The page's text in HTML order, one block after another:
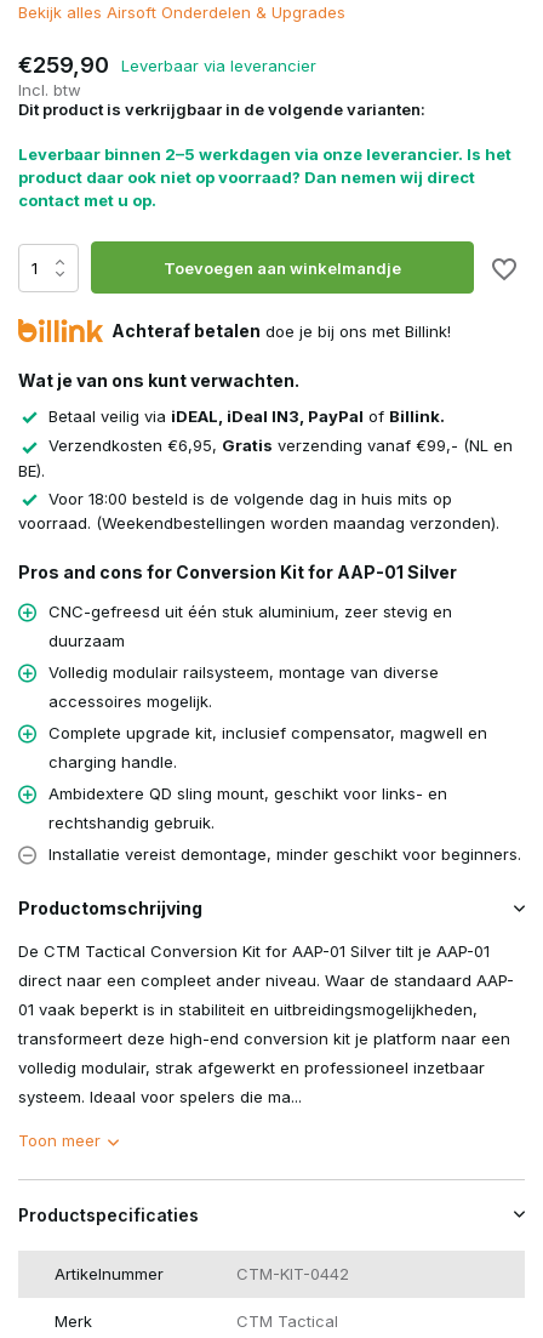
Bekijk alles Airsoft Onderdelen & Upgrades
€259,90
Leverbaar via leverancier
Incl. btw
Dit product is verkrijgbaar in de volgende varianten:
Leverbaar binnen 2–5 werkdagen via onze leverancier. Is het
product daar ook niet op voorraad? Dan nemen wij direct
contact met u op.
Toevoegen aan winkelmandje
Achteraf betalen doe je bij ons met Billink!
Wat je van ons kunt verwachten.
Betaal veilig via iDEAL, iDeal IN3, PayPal of Billink.
Verzendkosten €6,95, Gratis verzending vanaf €99,- (NL en
BE).
Voor 18:00 besteld is de volgende dag in huis mits op
voorraad. (Weekendbestellingen worden maandag verzonden).
Pros and cons for Conversion Kit for AAP-01 Silver
CNC-gefreesd uit één stuk aluminium, zeer stevig en
duurzaam
Volledig modulair railsysteem, montage van diverse
accessoires mogelijk.
Complete upgrade kit, inclusief compensator, magwell en
charging handle.
Ambidextere QD sling mount, geschikt voor links- en
rechtshandig gebruik.
Installatie vereist demontage, minder geschikt voor beginners.
Productomschrijving
De CTM Tactical Conversion Kit for AAP-01 Silver tilt je AAP-01
direct naar een compleet ander niveau. Waar de standaard AAP-
01 vaak beperkt is in stabiliteit en uitbreidingsmogelijkheden,
transformeert deze high-end conversion kit je platform naar een
volledig modulair, strak afgewerkt en professioneel inzetbaar
systeem. Ideaal voor spelers die ma...
Toon meer
Productspecificaties
Artikelnummer CTM-KIT-0442
Merk CTM Tactical